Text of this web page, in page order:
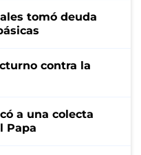
tomó deuda
contra la
a una colecta
Papa